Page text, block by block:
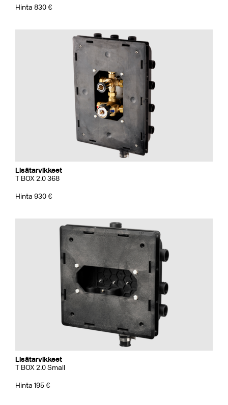
Hinta 830 €
Lisätarvikkeet
T BOX 2.0 368
Hinta 930 €
Lisätarvikkeet
T BOX 2.0 Small
Hinta 195 €